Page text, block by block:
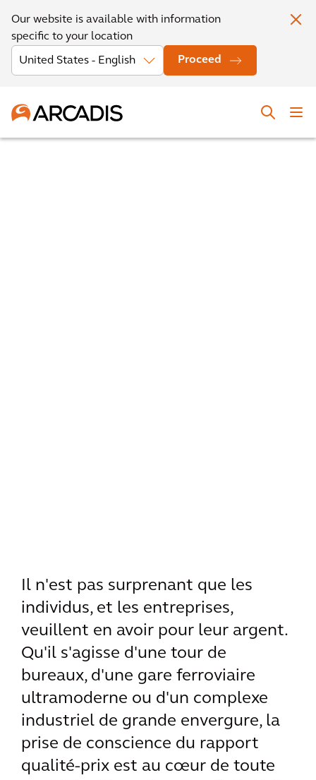
Our website is available with information
specific to your location
Proceed
Il n'est pas surprenant que les
individus, et les entreprises,
veuillent en avoir pour leur argent.
Qu'il s'agisse d'une tour de
bureaux, d'une gare ferroviaire
ultramoderne ou d'un complexe
industriel de grande envergure, la
prise de conscience du rapport
qualité-prix est au cœur de toute